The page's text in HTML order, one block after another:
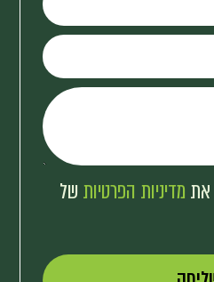
את מדיניות הפרטיות של